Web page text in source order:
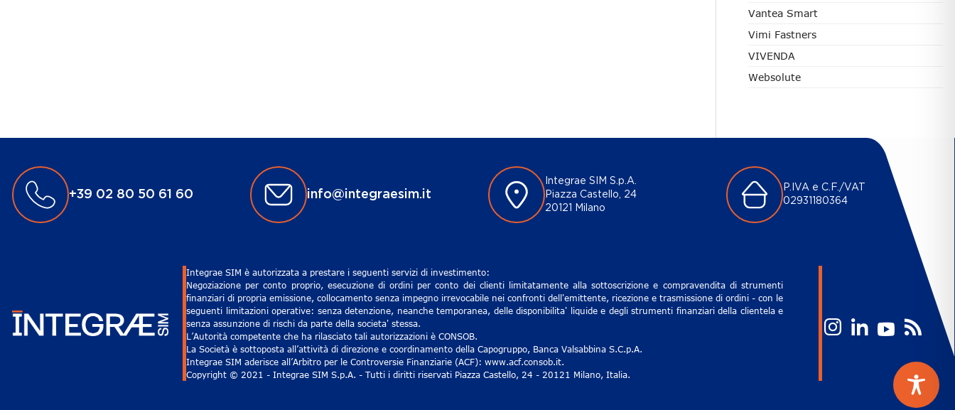
Vantea Smart
Vimi Fastners
VIVENDA
Websolute
+39 02 80 50 61 60 info@integraesim.it
Integrae SIM S.p.A.
Piazza Castello, 24
20121 Milano
P.IVA e C.F./VAT
02931180364
Integrae SIM è autorizzata a prestare i seguenti servizi di investimento:
Negoziazione per conto proprio, esecuzione di ordini per conto dei clienti limitatamente alla sottoscrizione e compravendita di strumenti
finanziari di propria emissione, collocamento senza impegno irrevocabile nei confronti dell'emittente, ricezione e trasmissione di ordini - con le
seguenti limitazioni operative: senza detenzione, neanche temporanea, delle disponibilita' liquide e degli strumenti finanziari della clientela e
senza assunzione di rischi da parte della societa' stessa.
L’Autorità competente che ha rilasciato tali autorizzazioni è CONSOB.
La Società è sottoposta all’attività di direzione e coordinamento della Capogruppo, Banca Valsabbina S.C.p.A.
Integrae SIM aderisce all’Arbitro per le Controversie Finanziarie (ACF): www.acf.consob.it.
Copyright © 2021 - Integrae SIM S.p.A. - Tutti i diritti riservati Piazza Castello, 24 - 20121 Milano, Italia.